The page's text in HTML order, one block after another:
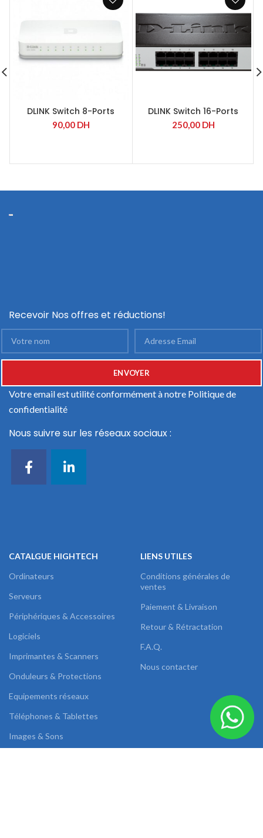
DLINK Switch 8-Ports
10/100Mbps
90,00 DH
DLINK Switch 16-Ports
10/100Mbps
250,00 DH
Recevoir Nos offres et réductions!
Votre email est utilité conformément à notre Politique de
confidentialité
Nous suivre sur les réseaux sociaux :
CATALGUE HIGHTECH
Ordinateurs
Serveurs
Périphériques & Accessoires
Logiciels
Imprimantes & Scanners
Onduleurs & Protections
Equipements réseaux
Téléphones & Tablettes
Images & Sons
LIENS UTILES
Conditions générales de
ventes
Paiement & Livraison
Retour & Rétractation
F.A.Q.
Nous contacter